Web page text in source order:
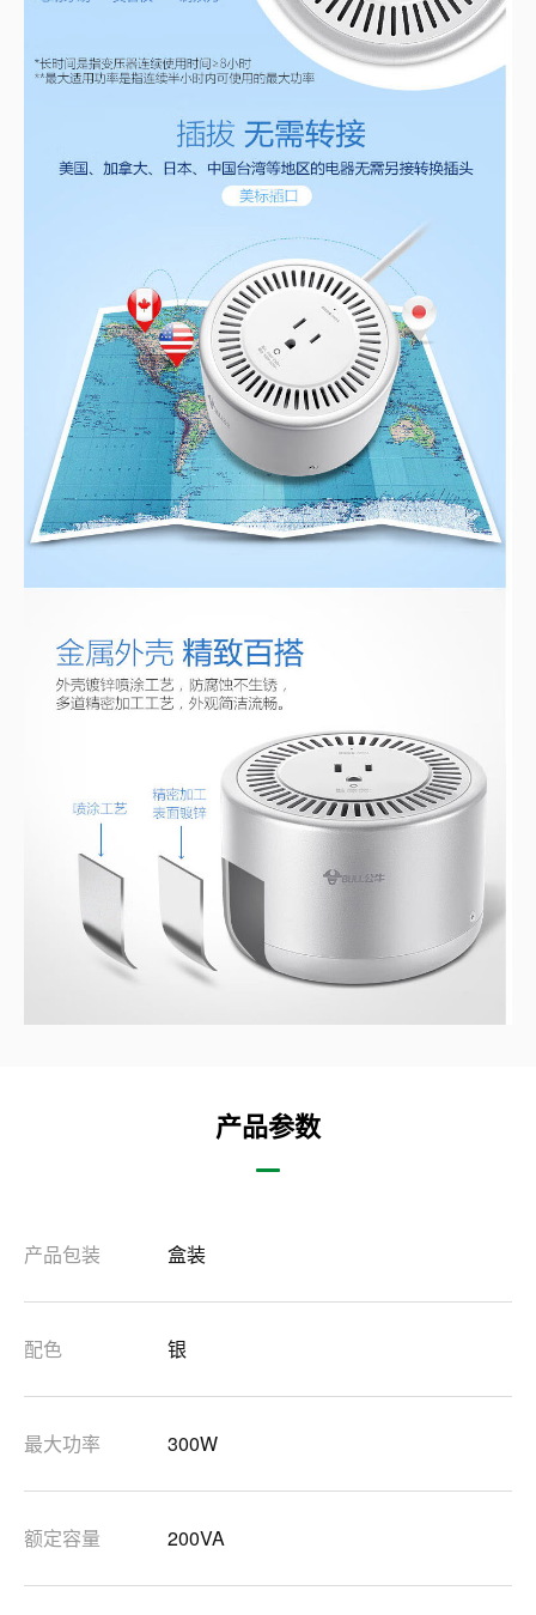
产品参数
产品包装 盒装
配色 银
最大功率 300W
额定容量 200VA